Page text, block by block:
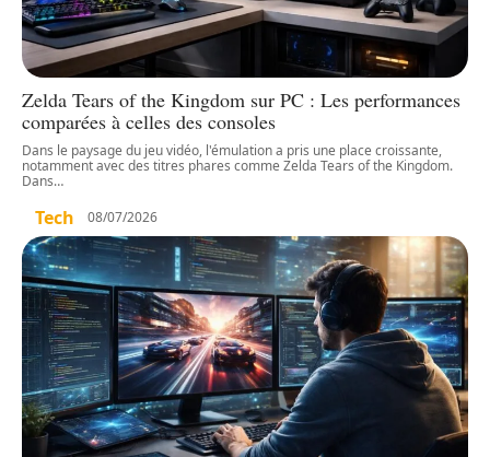
Zelda Tears of the Kingdom sur PC : Les performances
comparées à celles des consoles
Dans le paysage du jeu vidéo, l'émulation a pris une place croissante,
notamment avec des titres phares comme Zelda Tears of the Kingdom.
Dans…
Tech 08/07/2026